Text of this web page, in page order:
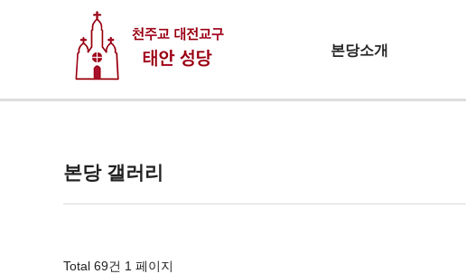
본당소개
본당 갤러리
Total 69건 1 페이지